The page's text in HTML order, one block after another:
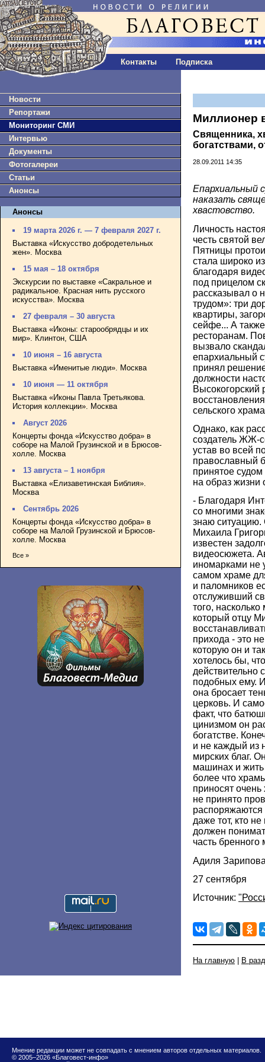
Контакты Подписка
Новости
Репортажи
Мониторинг СМИ
Интервью
Документы
Фотогалереи
Статьи
Анонсы
Анонсы
19 марта 2026 г. — 7 февраля 2027 г.
Выставка «Искусство добродетельных
жен». Москва
15 мая – 18 октября
Экскурсии по выставке «Сакральное и
радикальное. Красная нить русского
искусства». Москва
27 февраля – 30 августа
Выставка «Иконы: старообрядцы и их
мир». Клинтон, США
10 июня – 16 августа
Выставка «Именитые люди». Москва
10 июня — 11 октября
Выставка «Иконы Павла Третьякова.
История коллекции». Москва
Август 2026
Концерты фонда «Искусство добра» в
соборе на Малой Грузинской и в Брюсов-
холле. Москва
13 августа – 1 ноября
Выставка «Елизаветинская Библия».
Москва
Сентябрь 2026
Концерты фонда «Искусство добра» в
соборе на Малой Грузинской и Брюсов-
холле. Москва
Все »
Миллионер
Священника,
богатствами,
28.09.2011 14:35
Епархиальный
наказать
хвастовство.
Личность
честь святой
Пятницы
стала широко
благодаря
под прицелом
рассказывал о
трудом»: три
квартиры,
сейфе... А
ресторанам.
вызвало
епархиальный
принял
должности
Высокогорский
сельского
Однако, как
создатель ЖЖ-
устав во всей
православный
принятое
на образ жизни
- Благодаря
со многими
знаю ситуацию.
Михаила
известен
видеосюжета.
иномарками не
самом храме
и паломников
отслуживший
того,
который отцу
прихода - это
которую он и
хотелось бы,
действительно
подобных ему.
она бросает
церковь. И
факт, что
цинизмом он
богатстве.
и не каждый из
мирских благ.
машинах и
более что
приносят
не принято
даже тот, кто
должен
часть бренного
Адиля
27 сентября
Источник:
На главную В
Мнение редакции может не совпадать с мнением авторов отдельных материалов.
© 2005–2026 «Благовест-инфо»